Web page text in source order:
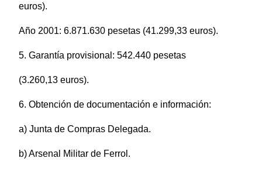
euros).
Año 2001: 6.871.630 pesetas (41.299,33 euros).
5. Garantía provisional: 542.440 pesetas
(3.260,13 euros).
6. Obtención de documentación e información:
a) Junta de Compras Delegada.
b) Arsenal Militar de Ferrol.